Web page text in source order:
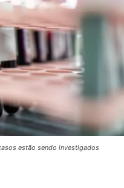
estão sendo investigados